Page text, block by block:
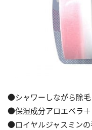
●シャワーしながら除毛
●保湿成分アロエベラ
●ロイヤルジャスミンの